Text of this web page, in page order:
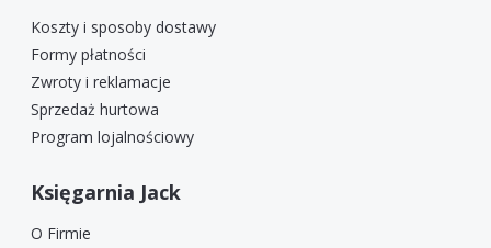
Koszty i sposoby dostawy
Formy płatności
Zwroty i reklamacje
Sprzedaż hurtowa
Program lojalnościowy
Księgarnia Jack
O Firmie